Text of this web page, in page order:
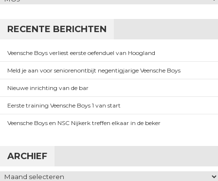
RECENTE BERICHTEN
Veensche Boys verliest eerste oefenduel van Hoogland
Meld je aan voor seniorenontbijt negentigjarige Veensche Boys
Nieuwe inrichting van de bar
Eerste training Veensche Boys 1 van start
Veensche Boys en NSC Nijkerk treffen elkaar in de beker
ARCHIEF
Archief